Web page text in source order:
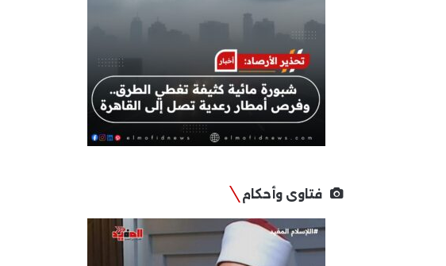
فتاوى وأحكام